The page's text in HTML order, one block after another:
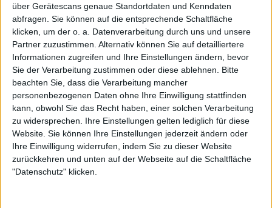
über Gerätescans genaue Standortdaten und Kenndaten
abfragen. Sie können auf die entsprechende Schaltfläche
klicken, um der o. a. Datenverarbeitung durch uns und unsere
Partner zuzustimmen. Alternativ können Sie auf detailliertere
Informationen zugreifen und Ihre Einstellungen ändern, bevor
Sie der Verarbeitung zustimmen oder diese ablehnen.
Bitte
beachten Sie, dass die Verarbeitung mancher
personenbezogenen Daten ohne Ihre Einwilligung stattfinden
kann, obwohl Sie das Recht haben, einer solchen Verarbeitung
zu widersprechen. Ihre Einstellungen gelten lediglich für diese
Website. Sie können Ihre Einstellungen jederzeit ändern oder
Ihre Einwilligung widerrufen, indem Sie zu dieser Website
zurückkehren und unten auf der Webseite auf die Schaltfläche
"Datenschutz" klicken.
wir mit unserer Musik frischen Wind in die Szene bringen.
Aber diesen gleich durch eine Flagge mit neuem Namen zu
versehen, ist nicht unsere Aufgabe. Wichtig ist uns
Eigenständigkeit und Unabhängigkeit. Die Grenzen
zwischen Metal und Hardcore verschmelzen seit einigen
Jahren und wenn man so will, könnten ein paar Riffs
tatsächlich auf ein coriges Album passen.
Fühlt Ihr Euch auf Lifeforce trotz Eures „stiltechnischen
Außenseiterdaseins“ trotzdem wohl?
Die Zusammenarbeit mit Lifeforce ist außerordentlich gut
und wir fühlen uns sehr wohl. Das Team ist für uns der